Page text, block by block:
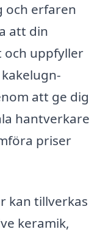
och erfaren
att din
uppfyller
att ge dig
hantverkare
priser
kan tillverkas
keramik,